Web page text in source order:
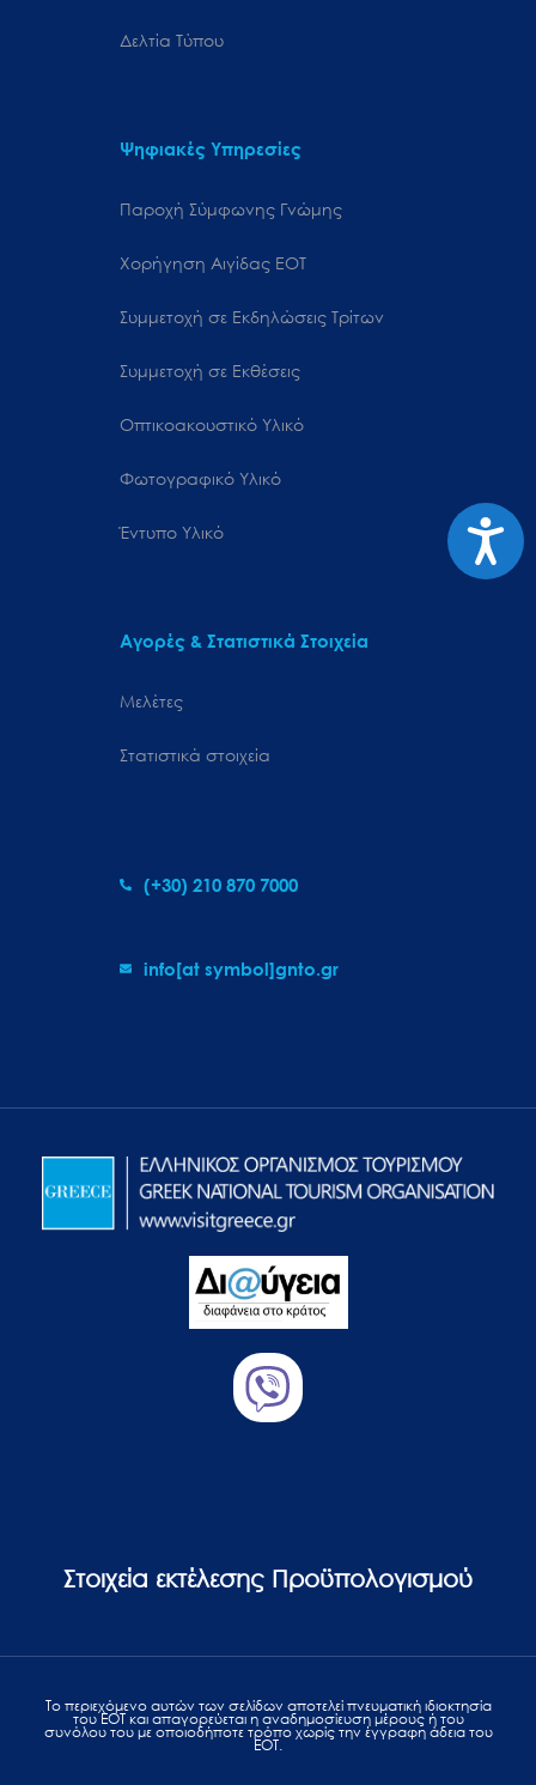
Δελτία Τύπου
Ψηφιακές Υπηρεσίες
Παροχή Σύμφωνης Γνώμης
Χορήγηση Αιγίδας ΕΟΤ
Συμμετοχή σε Εκδηλώσεις Τρίτων
Συμμετοχή σε Εκθέσεις
Οπτικοακουστικό Υλικό
Φωτογραφικό Υλικό
Έντυπο Υλικό
Αγορές & Στατιστικά Στοιχεία
Μελέτες
Στατιστικά στοιχεία
(+30) 210 870 7000
info[at symbol]gnto.gr
Στοιχεία εκτέλεσης Προϋπολογισμού
Το περιεχόμενο αυτών των σελίδων αποτελεί πvευματική ιδιοκτησία
του ΕΟΤ και απαγορεύεται η αναδημοσίευση μέρους ή του
συνόλου του με οποιοδήποτε τρόπο χωρίς την έγγραφη άδεια του
ΕΟΤ.